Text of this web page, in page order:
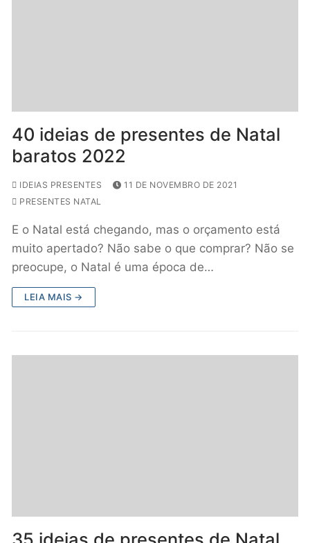
40 ideias de presentes de Natal
baratos 2022
IDEIAS PRESENTES
11 DE NOVEMBRO DE 2021
PRESENTES NATAL
E o Natal está chegando, mas o orçamento está
muito apertado? Não sabe o que comprar? Não se
preocupe, o Natal é uma época de…
LEIA MAIS →